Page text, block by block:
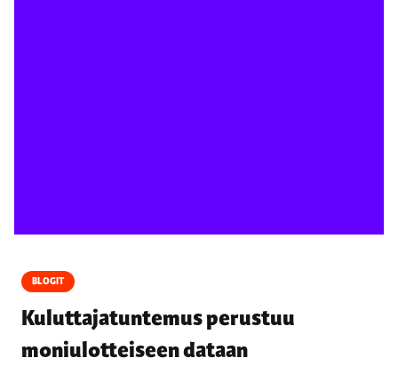
BLOGIT
Kuluttajatuntemus perustuu
moniulotteiseen dataan